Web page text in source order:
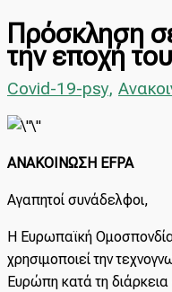
Πρόσκληση
την εποχή
Covid-19-psy,
ΑΝΑΚΟΙΝΩΣΗ EFPA
Αγαπητοί συνάδελφοι,
Η Ευρωπαϊκή
χρησιμοποιεί την
Ευρώπη κατά τη